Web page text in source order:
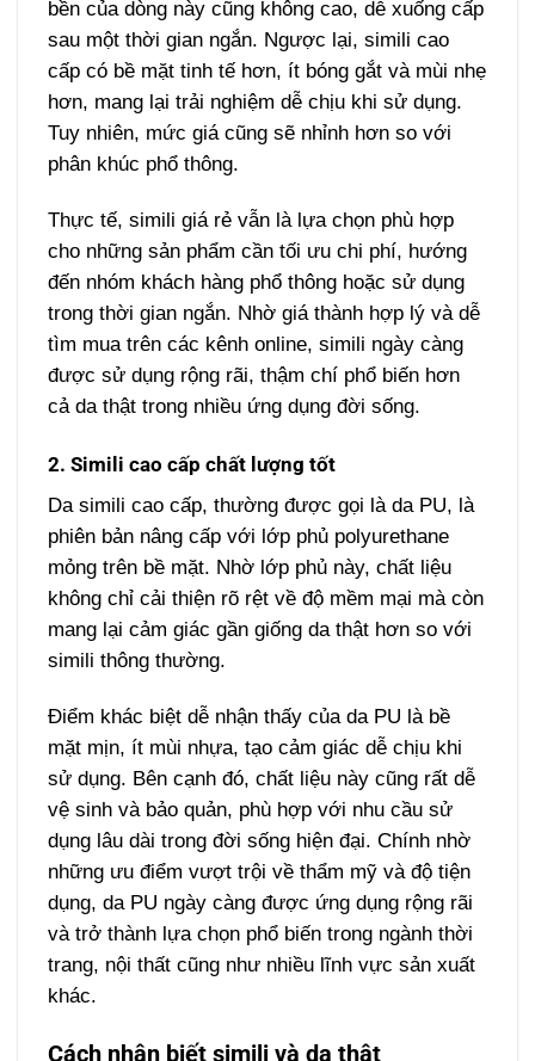
bền của dòng này cũng không cao, dễ xuống cấp
sau một thời gian ngắn. Ngược lại, simili cao
cấp có bề mặt tinh tế hơn, ít bóng gắt và mùi nhẹ
hơn, mang lại trải nghiệm dễ chịu khi sử dụng.
Tuy nhiên, mức giá cũng sẽ nhỉnh hơn so với
phân khúc phổ thông.
Thực tế, simili giá rẻ vẫn là lựa chọn phù hợp
cho những sản phẩm cần tối ưu chi phí, hướng
đến nhóm khách hàng phổ thông hoặc sử dụng
trong thời gian ngắn. Nhờ giá thành hợp lý và dễ
tìm mua trên các kênh online, simili ngày càng
được sử dụng rộng rãi, thậm chí phổ biến hơn
cả da thật trong nhiều ứng dụng đời sống.
2. Simili cao cấp chất lượng tốt
Da simili cao cấp, thường được gọi là da PU, là
phiên bản nâng cấp với lớp phủ polyurethane
mỏng trên bề mặt. Nhờ lớp phủ này, chất liệu
không chỉ cải thiện rõ rệt về độ mềm mại mà còn
mang lại cảm giác gần giống da thật hơn so với
simili thông thường.
Điểm khác biệt dễ nhận thấy của da PU là bề
mặt mịn, ít mùi nhựa, tạo cảm giác dễ chịu khi
sử dụng. Bên cạnh đó, chất liệu này cũng rất dễ
vệ sinh và bảo quản, phù hợp với nhu cầu sử
dụng lâu dài trong đời sống hiện đại. Chính nhờ
những ưu điểm vượt trội về thẩm mỹ và độ tiện
dụng, da PU ngày càng được ứng dụng rộng rãi
và trở thành lựa chọn phổ biến trong ngành thời
trang, nội thất cũng như nhiều lĩnh vực sản xuất
khác.
Cách nhận biết simili và da thật